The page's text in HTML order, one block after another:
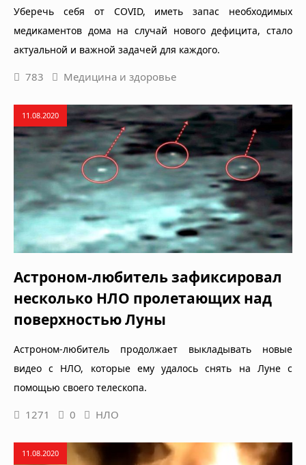
Уберечь себя от COVID, иметь запас необходимых
медикаментов дома на случай нового дефицита, стало
актуальной и важной задачей для каждого.
783 Медицина и здоровье
11.08.2020
Астроном-любитель зафиксировал
несколько НЛО пролетающих над
поверхностью Луны
Астроном-любитель продолжает выкладывать новые
видео с НЛО, которые ему удалось снять на Луне с
помощью своего телескопа.
1271 0 НЛО
11.08.2020